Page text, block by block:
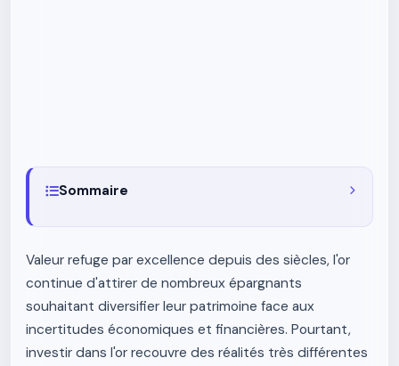
Sommaire
Valeur refuge par excellence depuis des siècles, l'or
continue d'attirer de nombreux épargnants
souhaitant diversifier leur patrimoine face aux
incertitudes économiques et financières. Pourtant,
investir dans l'or recouvre des réalités très différentes